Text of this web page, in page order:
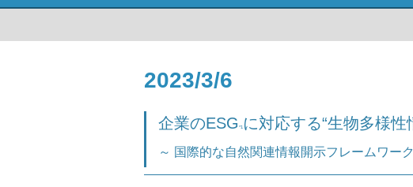
2023/3/6
企業のESG *1 に対応する“生物多様
～ 国際的な自然関連情報開示フレームワー